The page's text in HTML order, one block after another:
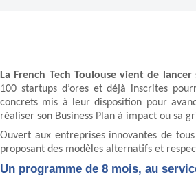
La French Tech Toulouse vient de
100 startups d’ores et déjà inscrites
concrets mis à leur disposition pour
réaliser son Business Plan à impact ou sa
Ouvert aux entreprises innovantes de
proposant des modèles alternatifs et
Un programme de 8 mois, au